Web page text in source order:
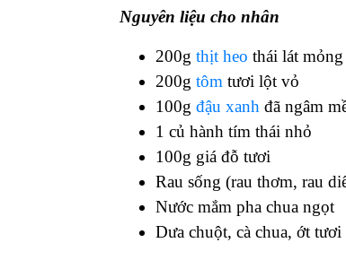
Nguyên liệu cho nhân
200g thịt heo thái lát mỏng
200g tôm tươi lột vỏ
100g đậu xanh đã ngâm
1 củ hành tím thái nhỏ
100g giá đỗ tươi
Rau sống (rau thơm, rau
Nước mắm pha chua ngọt
Dưa chuột, cà chua, ớt tươi